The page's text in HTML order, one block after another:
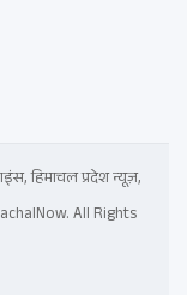
हिमाचल प्रदेश न्यूज़,
All Rights